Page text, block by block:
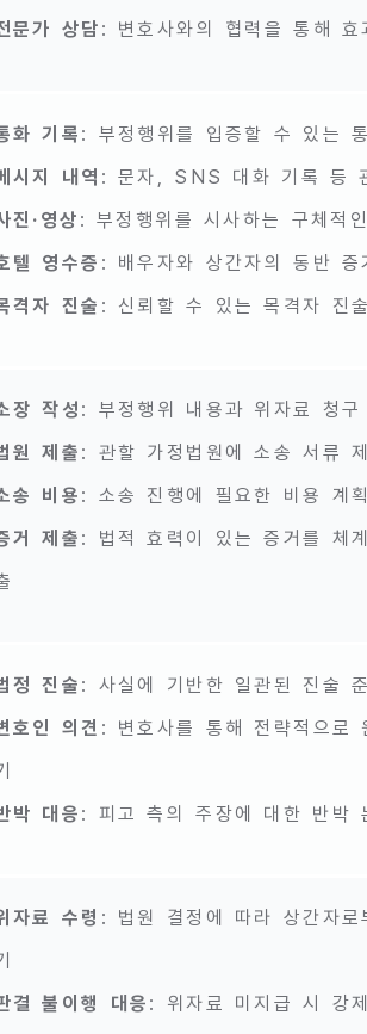
문가 상담 : 변호사와의 협력을 통해 효
화 기록 : 부정행위를 입증할 수 있는
시지 내역 : 문자, SNS 대화 기록 등
진·영상 : 부정행위를 시사하는 구체적
텔 영수증 : 배우자와 상간자의 동반 증
격자 진술 : 신뢰할 수 있는 목격자 진
장 작성 : 부정행위 내용과 위자료 청
원 제출 : 관할 가정법원에 소송 서류
송 비용 : 소송 진행에 필요한 비용 계
거 제출 : 법적 효력이 있는 증거를 체
정 진술 : 사실에 기반한 일관된 진술 준
호인 의견 : 변호사를 통해 전략적으로
박 대응 : 피고 측의 주장에 대한 반박
자료 수령 : 법원 결정에 따라 상간자로
결 불이행 대응 : 위자료 미지급 시 강